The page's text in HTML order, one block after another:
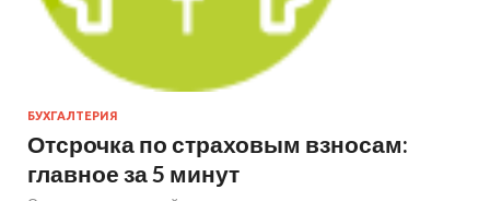
БУХГАЛТЕРИЯ
Отсрочка по страховым взносам:
главное за 5 минут